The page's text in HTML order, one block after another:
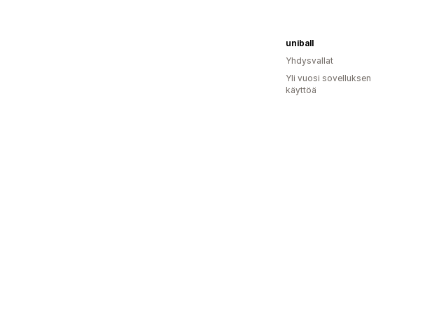
uniball
Yhdysvallat
Yli vuosi sovelluksen
käyttöä